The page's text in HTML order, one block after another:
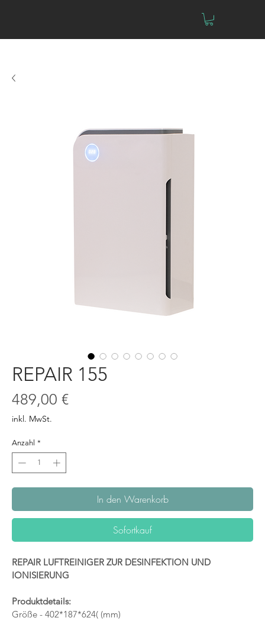
REPAIR 155
489,00 €Preis
inkl. MwSt.
Anzahl *
In den Warenkorb
Sofortkauf
REPAIR LUFTREINIGER ZUR DESINFEKTION UND
IONISIERUNG
Produktdetails:
Größe - 402*187*624( (mm)